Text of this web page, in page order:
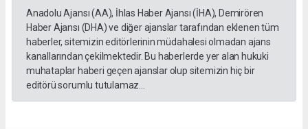
Anadolu Ajansı (AA), İhlas Haber Ajansı (İHA), Demirören
Haber Ajansı (DHA) ve diğer ajanslar tarafından eklenen tüm
haberler, sitemizin editörlerinin müdahalesi olmadan ajans
kanallarından çekilmektedir. Bu haberlerde yer alan hukuki
muhataplar haberi geçen ajanslar olup sitemizin hiç bir
editörü sorumlu tutulamaz...